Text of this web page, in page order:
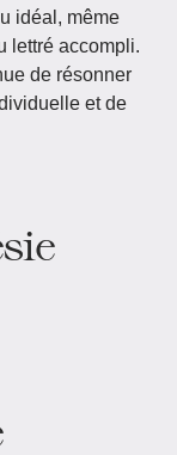
idéal, même
lettré accompli.
de résonner
et de